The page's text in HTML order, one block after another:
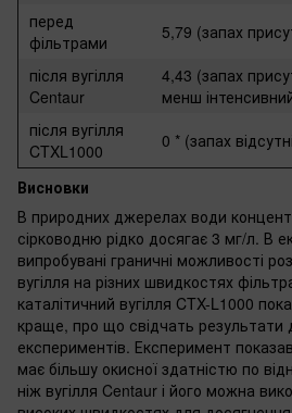
перед
фільтрами
5,79 (запах
після вугілля
Centaur
4,43 (запах
менш
після вугілля
CTXL1000
0 * (запах
Висновки
В природних джерелах води
сірководню рідко досягає 3 мг/л. В
випробувані граничні можливості
вугілля на різних швидкостях
каталітичний вугілля CTX-L1000
краще, про що свідчать результати
експериментів. Експеримент
має більшу окисної здатністю по
ніж вугілля Centaur і його можна